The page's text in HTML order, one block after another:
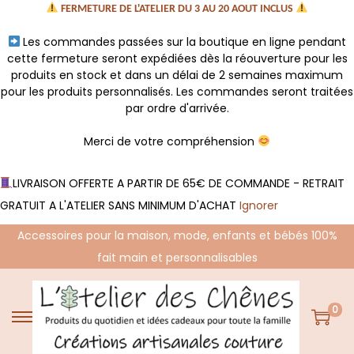
FERMETURE DE L'ATELIER DU 3 AU 20 AOUT INCLUS
Les commandes passées sur la boutique en ligne pendant
cette fermeture seront expédiées dès la réouverture pour les
produits en stock et dans un délai de 2 semaines maximum
pour les produits personnalisés. Les commandes seront traitées
par ordre d'arrivée.
Merci de votre compréhension
LIVRAISON OFFERTE A PARTIR DE 65€ DE COMMANDE - RETRAIT
GRATUIT A L'ATELIER SANS MINIMUM D'ACHAT Ignorer
Accessoires pour la maison, mode, enfants et bébés 100%
fait main et personnalisables
P
a
P
a
0